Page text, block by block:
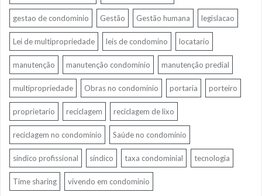
gestao de condominio Gestão Gestão humana legislacao
Lei de multipropriedade leis de condomino locatario
manutenção manutenção condomínio manutenção predial
multipropriedade Obras no condomínio portaria porteiro
proprietario reciclagem reciclagem de lixo
reciclagem no condominio Saúde no condomínio
sindico profissional síndico taxa condominial tecnologia
Time sharing vivendo em condominio